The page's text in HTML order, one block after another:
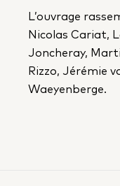
L’ouvrage
Nicolas Cariat,
Joncheray,
Rizzo, Jérémie
Waeyenberge.